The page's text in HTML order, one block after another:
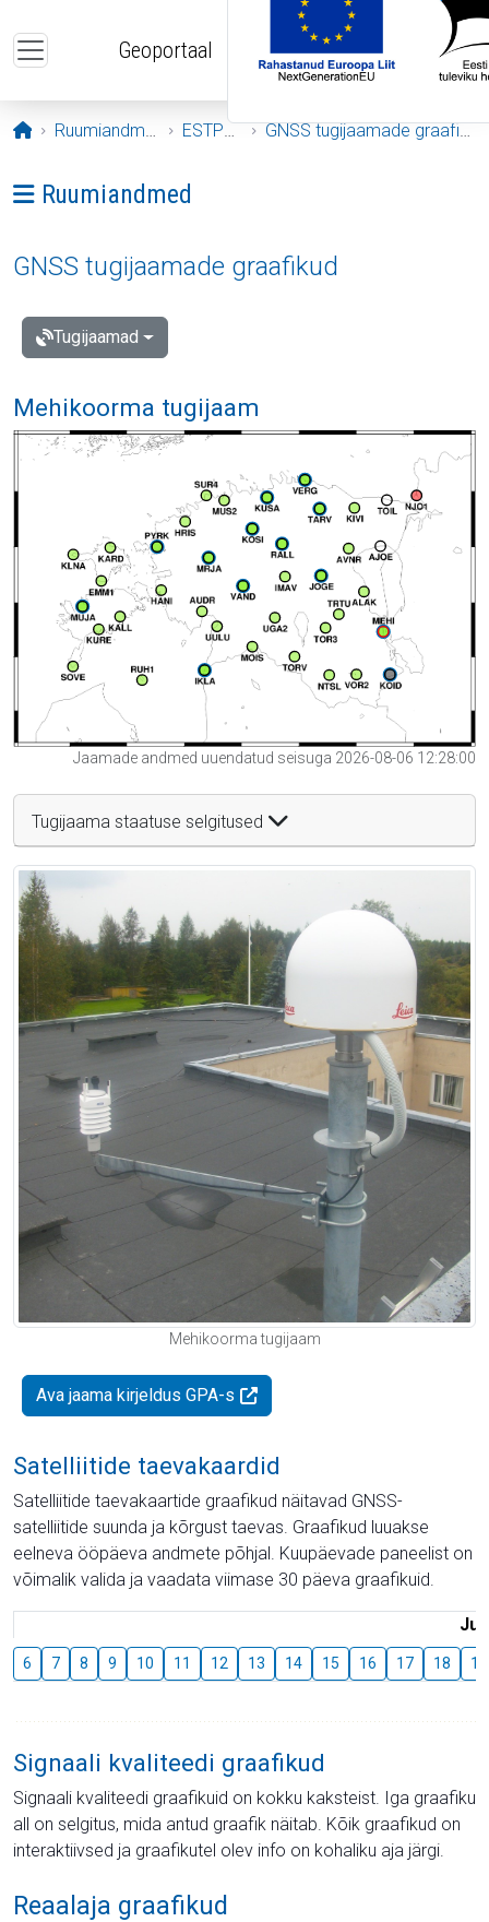
Geoportaal
Avaleht
Ruumiandmed ESTPOS GNSS tugijaamade graafikud
Ava menüü: Ruumiandmed
Ruumiandmed
GNSS tugijaamade graafikud
Tugijaamad
Mehikoorma tugijaam
Jaamade andmed uuendatud seisuga 2026-08-06 12:28:00
Tugijaama staatuse selgitused
Mehikoorma tugijaam
Ava jaama kirjeldus GPA-s
Satelliitide taevakaardid
Satelliitide taevakaartide graafikud näitavad GNSS-
satelliitide suunda ja kõrgust taevas. Graafikud luuakse
eelneva ööpäeva andmete põhjal. Kuupäevade paneelist on
võimalik valida ja vaadata viimase 30 päeva graafikuid.
6 7 8 9 10 11 12 13 14 15 16 17 18 19
Signaali kvaliteedi graafikud
Signaali kvaliteedi graafikuid on kokku kaksteist. Iga graafiku
all on selgitus, mida antud graafik näitab. Kõik graafikud on
interaktiivsed ja graafikutel olev info on kohaliku aja järgi.
Reaalaja graafikud